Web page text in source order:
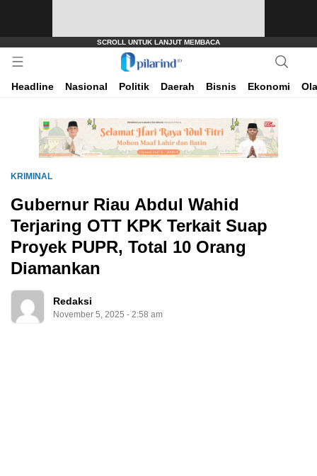
Pilarind.id
Dimana Arah Bangsa Bermula
Headline
Nasional Politik Daerah Bisnis Ekonomi
KRIMINAL
Gubernur Riau Abdul Wahid
Terjaring OTT KPK Terkait Suap
Proyek PUPR, Total 10 Orang
Diamankan
Redaksi
November 5, 2025 - 2:58 am